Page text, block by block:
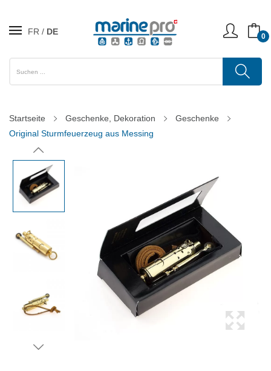
FR DE 0
Startseite Geschenke, Dekoration
Geschenke
Original Sturmfeuerzeug aus Messing